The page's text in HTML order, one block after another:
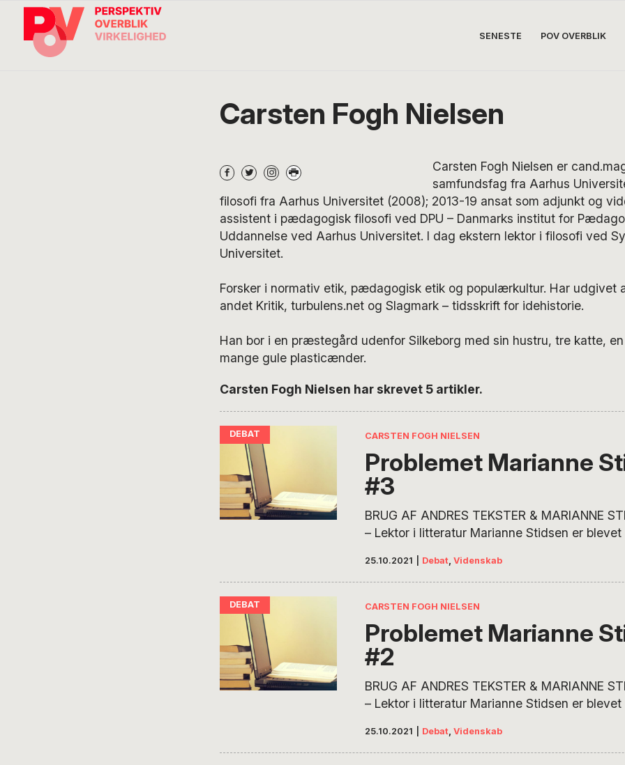
direkte
indhold
direkte
SENESTE POV OVERBLIK
International
Carsten Fogh Nielsen
Carsten Fogh Nielsen er
samfundsfag fra Aarhus
filosofi fra Aarhus Universitet (2008); 2013-19 ansat som adjunkt og
assistent i pædagogisk filosofi ved DPU – Danmarks institut for
Uddannelse ved Aarhus Universitet. I dag ekstern lektor i filosofi ved
Universitet.
Forsker i normativ etik, pædagogisk etik og populærkultur. Har udgivet
andet Kritik, turbulens.net og Slagmark – tidsskrift for idehistorie.
Han bor i en præstegård udenfor Silkeborg med sin hustru, tre katte,
mange gule plasticænder.
Carsten Fogh Nielsen har skrevet 5 artikler.
CARSTEN FOGH NIELSEN
Problemet Marianne
#3
BRUG AF ANDRES TEKSTER & MARIANNE
– Lektor i litteratur Marianne Stidsen er
debatbogen Køn og Identitet. Ekstern lektor
Carsten Fogh Nielsen, der opdagede og
citat- og henvisningspraksis som
25.10.2021 Debat, Videnskab
CARSTEN FOGH NIELSEN
Problemet Marianne
#2
BRUG AF ANDRES TEKSTER & MARIANNE
– Lektor i litteratur Marianne Stidsen er
debatbogen Køn og Identitet. Ekstern lektor
Carsten Fogh Nielsen, der opdagede og
25.10.2021 Debat, Videnskab